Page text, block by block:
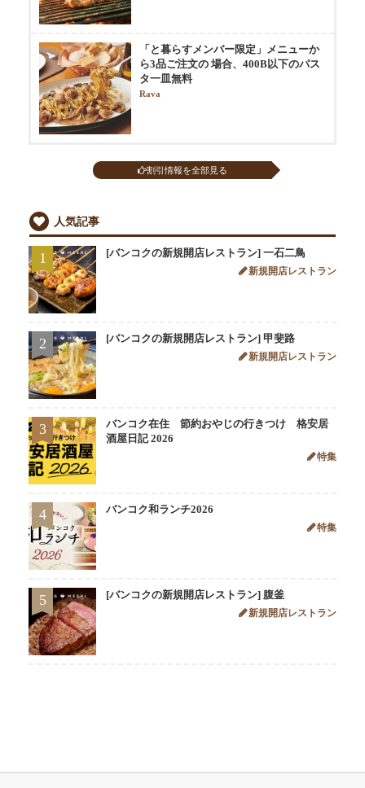
「と暮らすメンバー限定」メニューか
ら3品ご注文の 場合、400B以下のパス
タ一皿無料
Rava
割引情報を全部見る
人気記事
1 [バンコクの新規開店レストラン] 一石二鳥
新規開店レストラン
2 [バンコクの新規開店レストラン] 甲斐路
新規開店レストラン
3
バンコク在住 節約おやじの行きつけ 格安居
酒屋日記 2026
特集
4 バンコク和ランチ2026
特集
5 [バンコクの新規開店レストラン] 腹釜
新規開店レストラン